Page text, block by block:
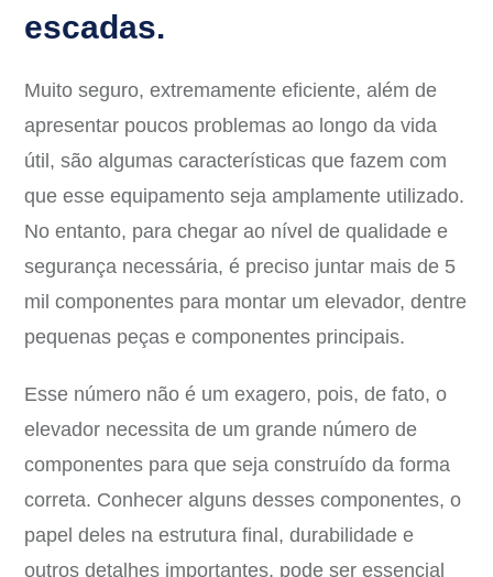
escadas.
Muito seguro, extremamente eficiente, além de
apresentar poucos problemas ao longo da vida
útil, são algumas características que fazem com
que esse equipamento seja amplamente utilizado.
No entanto, para chegar ao nível de qualidade e
segurança necessária, é preciso juntar mais de 5
mil componentes para montar um elevador, dentre
pequenas peças e componentes principais.
Esse número não é um exagero, pois, de fato, o
elevador necessita de um grande número de
componentes para que seja construído da forma
correta. Conhecer alguns desses componentes, o
papel deles na estrutura final, durabilidade e
outros detalhes importantes, pode ser essencial